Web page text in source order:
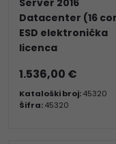
Server 2016
Datacenter (16
ESD elektronička
licenca
1.536,00 €
Kataloški broj:45320
Šifra:45320